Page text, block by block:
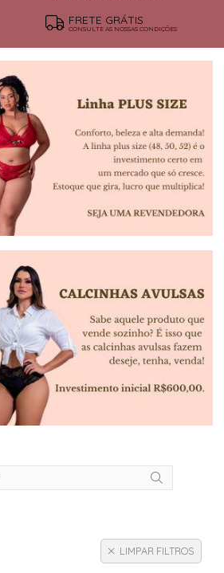
FRETE GRÁTIS
CONSULTE AS NOSSAS CONDIÇÕES
LIMPAR FILTROS